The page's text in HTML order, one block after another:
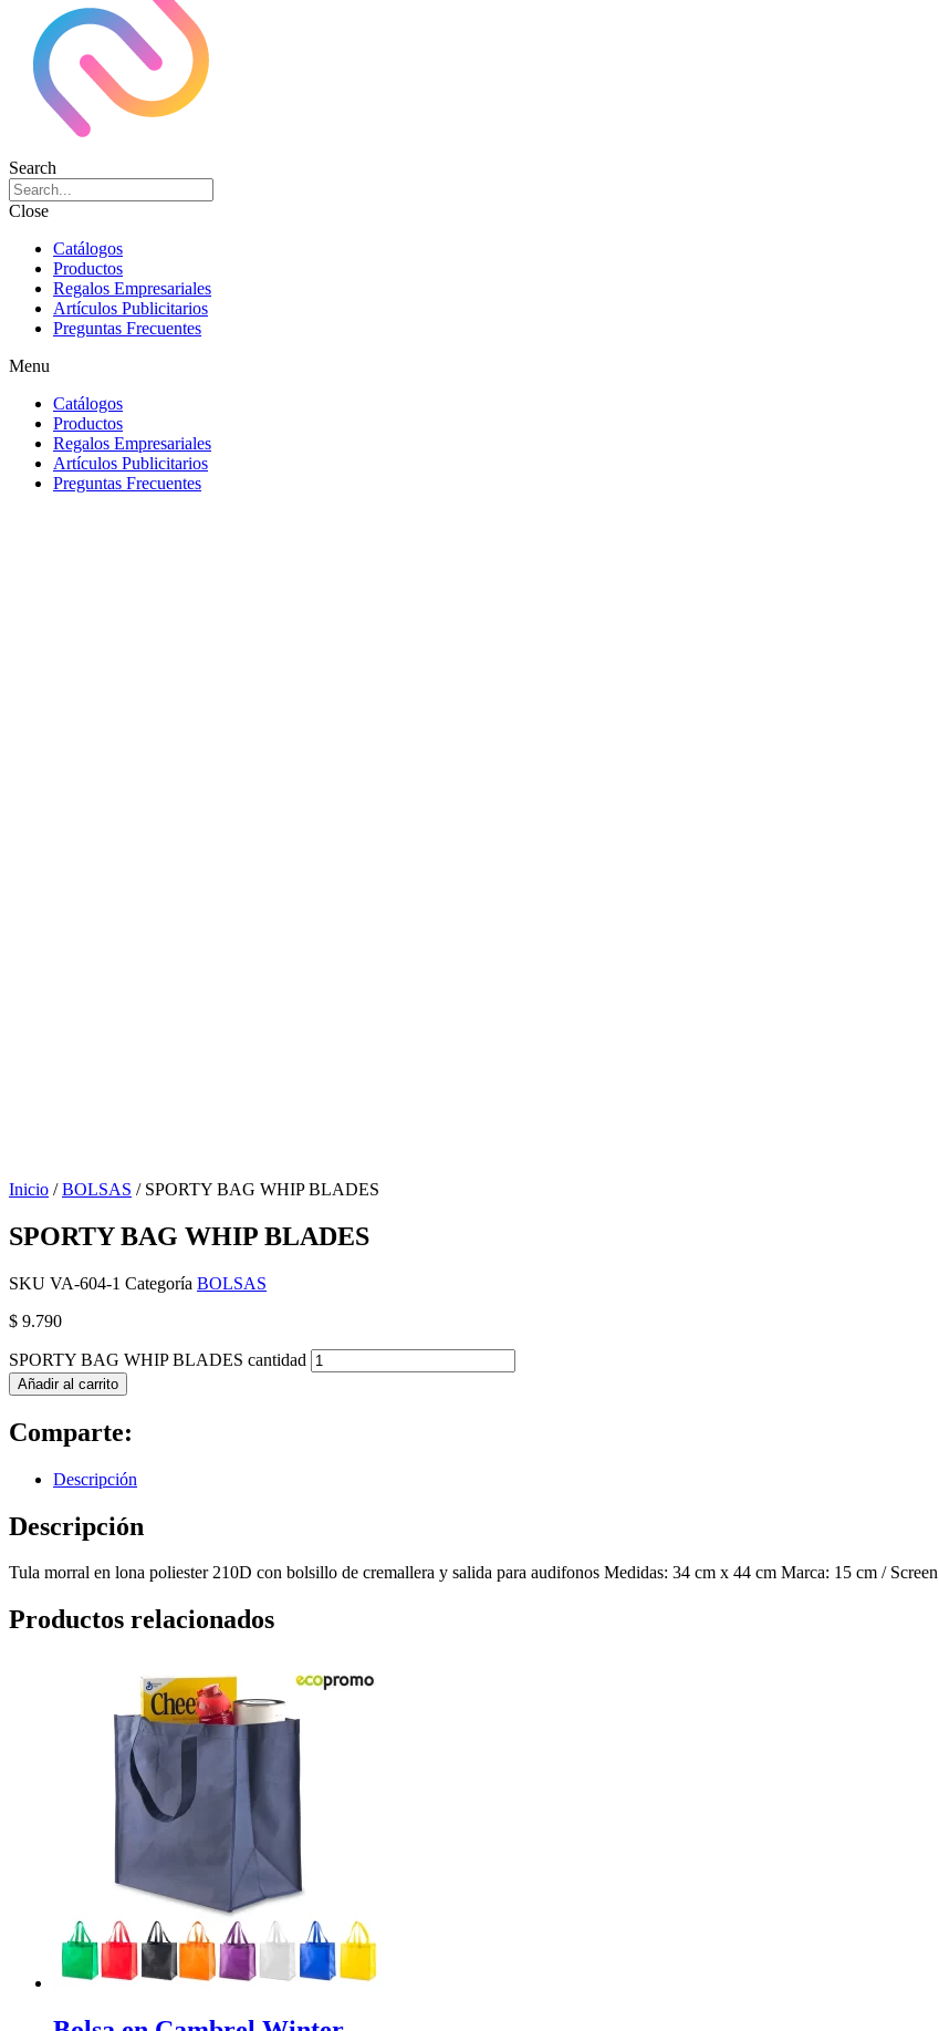
Search
Close
Catálogos
Productos
Regalos Empresariales
Artículos Publicitarios
Preguntas Frecuentes
Menu
Catálogos
Productos
Regalos Empresariales
Artículos Publicitarios
Preguntas Frecuentes
Inicio /BOLSAS / SPORTY BAG WHIP BLADES
SPORTY BAG WHIP BLADES
SKU VA-604-1 Categoría BOLSAS
$ 9.790
SPORTY BAG WHIP BLADES cantidad
Añadir al carrito
Comparte:
Descripción
Descripción
Tula morral en lona poliester 210D con bolsillo de cremallera y salida para audifonos Medidas: 34 cm x 44 cm Marca: 15 cm / Screen
Productos relacionados